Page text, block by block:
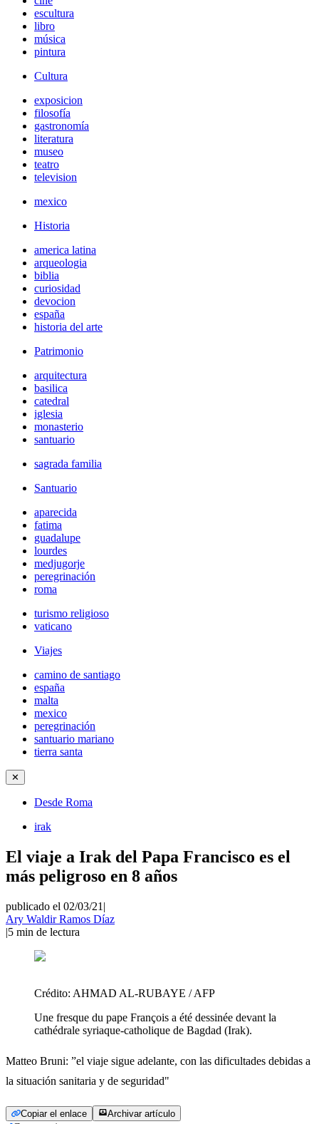
escultura
libro
música
pintura
Cultura
exposicion
filosofía
gastronomía
literatura
museo
teatro
television
mexico
Historia
america latina
arqueologia
biblia
curiosidad
devocion
españa
historia del arte
Patrimonio
arquitectura
basilica
catedral
iglesia
monasterio
santuario
sagrada familia
Santuario
aparecida
fatima
guadalupe
lourdes
medjugorje
peregrinación
roma
turismo religioso
vaticano
Viajes
camino de santiago
españa
malta
mexico
peregrinación
santuario mariano
tierra santa
✕
Desde Roma
irak
El viaje a Irak del Papa Francisco es el
más peligroso en 8 años
publicado el 02/03/21 |
Ary Waldir Ramos Díaz
|5 min de lectura
Crédito: AHMAD AL-RUBAYE / AFP
Une fresque du pape François a été dessinée devant la
cathédrale syriaque-catholique de Bagdad (Irak).
Matteo Bruni: ”el viaje sigue adelante, con las dificultades debidas a
la situación sanitaria y de seguridad"
Copiar el enlace Archivar artículo